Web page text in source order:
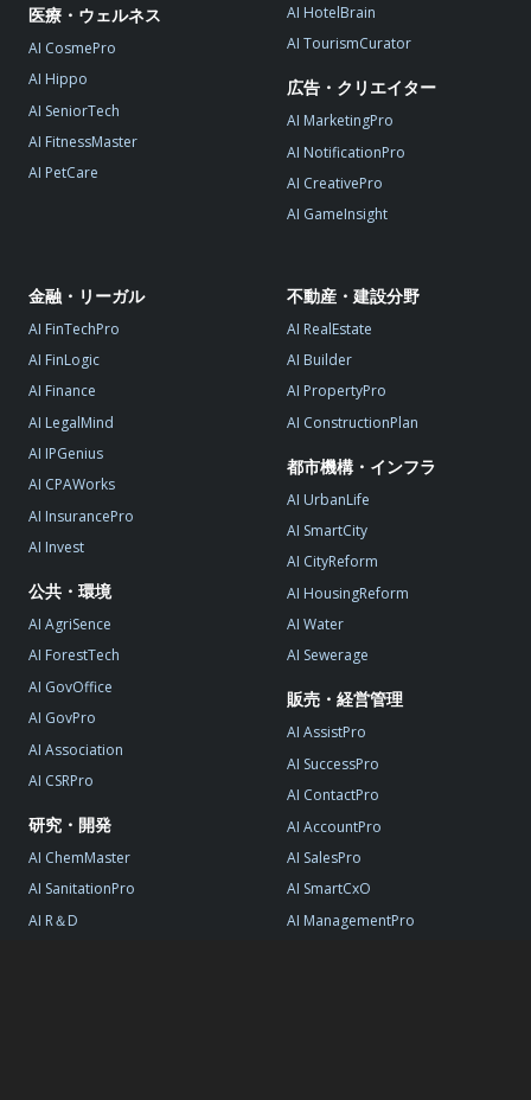
医療・ウェルネス
AI CosmePro
AI Hippo
AI SeniorTech
AI FitnessMaster
AI PetCare
AI HotelBrain
AI TourismCurator
広告・クリエイター
AI MarketingPro
AI NotificationPro
AI CreativePro
AI GameInsight
金融・リーガル
AI FinTechPro
AI FinLogic
AI Finance
AI LegalMind
AI IPGenius
AI CPAWorks
AI InsurancePro
AI Invest
公共・環境
AI AgriSence
AI ForestTech
AI GovOffice
AI GovPro
AI Association
AI CSRPro
研究・開発
AI ChemMaster
AI SanitationPro
AI R＆D
不動産・建設分野
AI RealEstate
AI Builder
AI PropertyPro
AI ConstructionPlan
都市機構・インフラ
AI UrbanLife
AI SmartCity
AI CityReform
AI HousingReform
AI Water
AI Sewerage
販売・経営管理
AI AssistPro
AI SuccessPro
AI ContactPro
AI AccountPro
AI SalesPro
AI SmartCxO
AI ManagementPro